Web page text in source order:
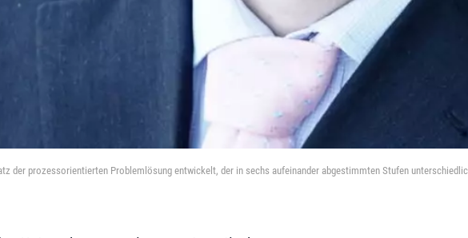
der prozessorientierten Problemlösung entwickelt, der in sechs aufeinander abgestimmten Stufen